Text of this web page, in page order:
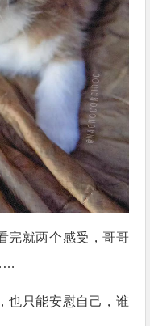
完就两个感受，哥哥
也只能安慰自己，谁